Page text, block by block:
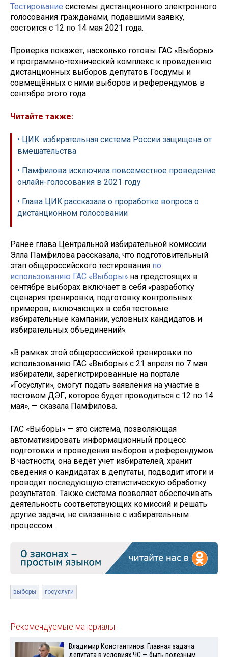
Тестирование системы дистанционного электронного
голосования гражданами, подавшими заявку,
состоится с 12 по 14 мая 2021 года.
Проверка покажет, насколько готовы ГАС «Выборы»
и программно-технический комплекс к проведению
дистанционных выборов депутатов Госдумы и
совмещённых с ними выборов и референдумов в
сентябре этого года.
Читайте также:
• ЦИК: избирательная система России защищена от
вмешательства
• Памфилова исключила повсеместное проведение
онлайн-голосования в 2021 году
• Глава ЦИК рассказала о проработке вопроса о
дистанционном голосовании
Ранее глава Центральной избирательной комиссии
Элла Памфилова рассказала, что подготовительный
этап общероссийского тестирования по
использованию ГАС «Выборы» на предстоящих в
сентябре выборах включает в себя «разработку
сценария тренировки, подготовку контрольных
примеров, включающих в себя тестовые
избирательные кампании, условных кандидатов и
избирательных объединений».
«В рамках этой общероссийской тренировки по
использованию ГАС «Выборы» с 21 апреля по 7 мая
избиратели, зарегистрированные на портале
«Госуслуги», смогут подать заявления на участие в
тестовом ДЭГ, которое будет проводиться с 12 по 14
мая», — сказала Памфилова.
ГАС «Выборы» — это система, позволяющая
автоматизировать информационный процесс
подготовки и проведения выборов и референдумов.
В частности, она ведёт учёт избирателей, хранит
сведения о кандидатах в депутаты, подводит итоги и
проводит последующую статистическую обработку
результатов. Также система позволяет обеспечивать
деятельность соответствующих комиссий и решать
другие задачи, не связанные с избирательным
процессом.
выборы госуслуги
Рекомендуемые материалы
Владимир Константинов: Главная задача
депутата в условиях ЧС — быть полезным